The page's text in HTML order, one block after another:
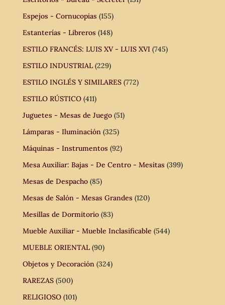
Espejos - Cornucopias (155)
Estanterías - Libreros (148)
ESTILO FRANCÉS: LUIS XV - LUIS XVI (745)
ESTILO INDUSTRIAL (229)
ESTILO INGLÉS Y SIMILARES (772)
ESTILO RÚSTICO (411)
Juguetes - Mesas de Juego (51)
Lámparas - Iluminación (325)
Máquinas - Instrumentos (92)
Mesa Auxiliar: Bajas - De Centro - Mesitas (399)
Mesas de Despacho (85)
Mesas de Salón - Mesas Grandes (120)
Mesillas de Dormitorio (83)
Mueble Auxiliar - Mueble Inclasificable (544)
MUEBLE ORIENTAL (90)
Objetos y Decoración (324)
RAREZAS (500)
RELIGIOSO (101)